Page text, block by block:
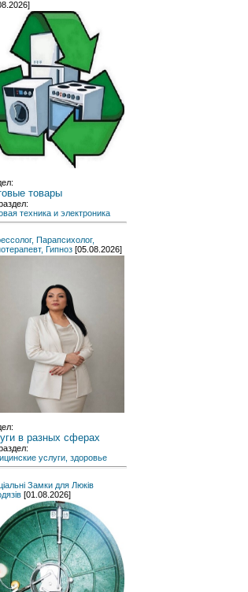
товары
техника и электроника
Парапсихолог,
Гипноз [05.08.2026]
в разных сферах
услуги, здоровье
Замки для Люків
[01.08.2026]